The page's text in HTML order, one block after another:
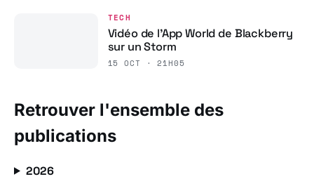
TECH
Vidéo de l’App World de Blackberry
sur un Storm
15 OCT · 21H05
Retrouver l'ensemble des
publications
2026